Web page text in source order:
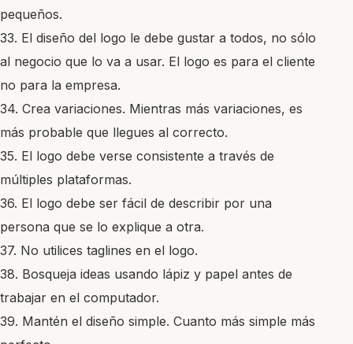
pequeños.
33. El diseño del logo le debe gustar a todos, no sólo
al negocio que lo va a usar. El logo es para el cliente
no para la empresa.
34. Crea variaciones. Mientras más variaciones, es
más probable que llegues al correcto.
35. El logo debe verse consistente a través de
múltiples plataformas.
36. El logo debe ser fácil de describir por una
persona que se lo explique a otra.
37. No utilices taglines en el logo.
38. Bosqueja ideas usando lápiz y papel antes de
trabajar en el computador.
39. Mantén el diseño simple. Cuanto más simple más